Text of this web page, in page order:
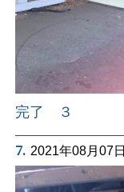
完了 ３
7. 2021年08月07日